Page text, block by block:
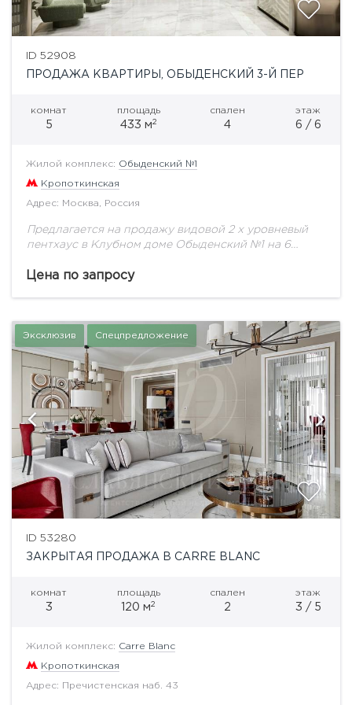
ID 52908
ПРОДАЖА КВАРТИРЫ, ОБЫДЕНСКИЙ 3-Й ПЕР
комнат
5
площадь
433 м2
спален
4
этаж
6 / 6
Жилой комплекс: Обыденский №1
Кропоткинская
Адрес: Москва, Россия
Предлагается на продажу видовой 2 х уровневый
пентхаус в Клубном доме Обыденский №1 на 6
1»— самый приватный дом в лучшей...
Цена по запросу
Эксклюзив Спецпредложение
ID 53280
ЗАКРЫТАЯ ПРОДАЖА В CARRE BLANC
комнат
3
площадь
120 м2
спален
2
этаж
3 / 5
Жилой комплекс: Carre Blanc
Кропоткинская
Адрес: Пречистенская наб. 43